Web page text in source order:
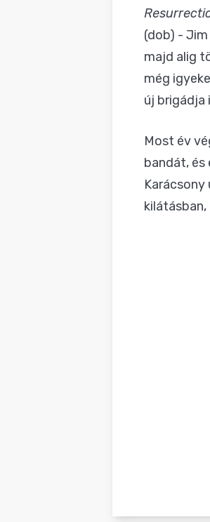
(dob) -
majd alig
még
új brigádja
Most év
bandát, és
Karácsony